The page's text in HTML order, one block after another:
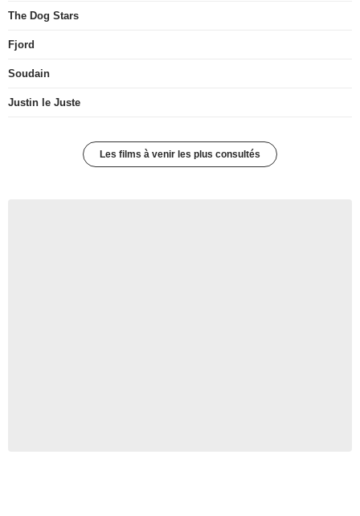
The Dog Stars
Fjord
Soudain
Justin le Juste
Les films à venir les plus consultés